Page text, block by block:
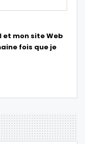
et mon site Web
fois que je